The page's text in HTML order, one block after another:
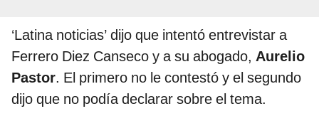
‘Latina noticias’ dijo que intentó entrevistar a
Ferrero Diez Canseco y a su abogado, Aurelio
Pastor. El primero no le contestó y el segundo
dijo que no podía declarar sobre el tema.